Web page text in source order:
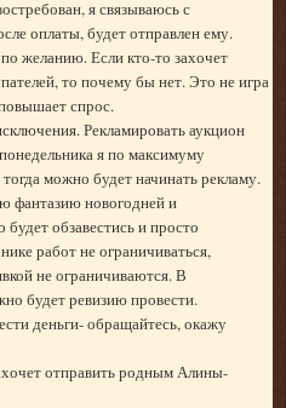
я связываюсь с
оплаты, будет отправлен ему.
желанию. Если кто-то захочет
то почему бы нет. Это не игра
спрос.
Рекламировать аукцион
я по максимуму
можно будет начинать рекламу.
фантазию новогодней и
обзавестись и просто
работ не ограничиваться,
не ограничиваются. В
будет ревизию провести.
деньги- обращайтесь, окажу
отправить родным Алины-